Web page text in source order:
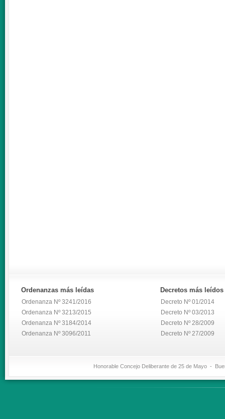
Ordenanzas más leídas
Ordenanza Nº 3241/2016
Ordenanza Nº 3213/2015
Ordenanza Nº 3184/2014
Ordenanza Nº 3096/2011
Decretos más leídos
Decreto Nº 01/2014
Decreto Nº 03/2013
Decreto Nº 28/2009
Decreto Nº 27/2009
Honorable Concejo Deliberante de 25 de